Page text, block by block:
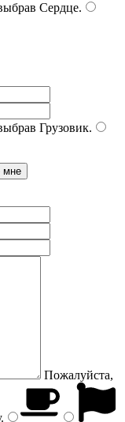
Сердце.
Грузовик.
Пожалуйста,
.